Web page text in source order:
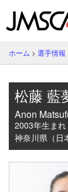
ホーム > 選手情報
松藤 藍
Anon
2003年生まれ
神奈川県（日